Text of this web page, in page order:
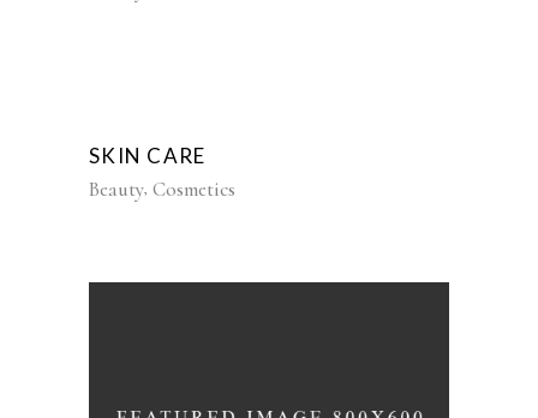
SKIN CARE
Beauty Cosmetics